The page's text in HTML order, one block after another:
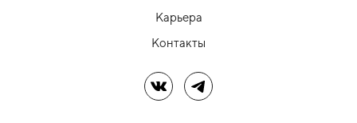
Карьера
Контакты
Мы в ВКМы в Telegram